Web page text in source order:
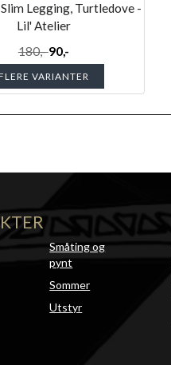
Legging, Turtledove -
Lil' Atelier
180,-90,-
VARIANTER
Småting og
pynt
Sommer
Utstyr